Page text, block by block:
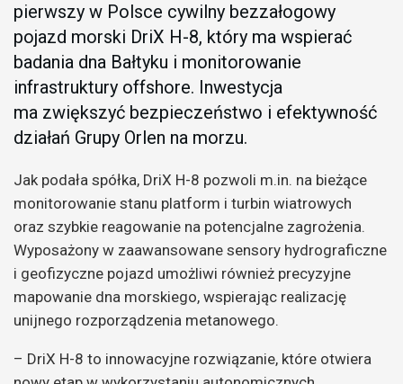
pierwszy w Polsce cywilny bezzałogowy
pojazd morski DriX H-8, który ma wspierać
badania dna Bałtyku i monitorowanie
infrastruktury offshore. Inwestycja
ma zwiększyć bezpieczeństwo i efektywność
działań Grupy Orlen na morzu.
Jak podała spółka, DriX H-8 pozwoli m.in. na bieżące
monitorowanie stanu platform i turbin wiatrowych
oraz szybkie reagowanie na potencjalne zagrożenia.
Wyposażony w zaawansowane sensory hydrograficzne
i geofizyczne pojazd umożliwi również precyzyjne
mapowanie dna morskiego, wspierając realizację
unijnego rozporządzenia metanowego.
– DriX H-8 to innowacyjne rozwiązanie, które otwiera